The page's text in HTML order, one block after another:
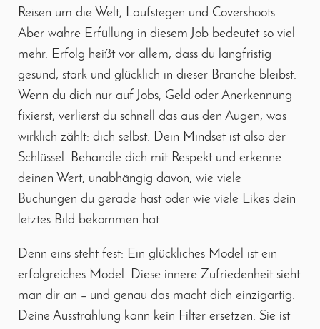
Reisen um die Welt, Laufstegen und Covershoots.
Aber wahre Erfüllung in diesem Job bedeutet so viel
mehr. Erfolg heißt vor allem, dass du langfristig
gesund, stark und glücklich in dieser Branche bleibst.
Wenn du dich nur auf Jobs, Geld oder Anerkennung
fixierst, verlierst du schnell das aus den Augen, was
wirklich zählt: dich selbst. Dein Mindset ist also der
Schlüssel. Behandle dich mit Respekt und erkenne
deinen Wert, unabhängig davon, wie viele
Buchungen du gerade hast oder wie viele Likes dein
letztes Bild bekommen hat.
Denn eins steht fest: Ein glückliches Model ist ein
erfolgreiches Model. Diese innere Zufriedenheit sieht
man dir an – und genau das macht dich einzigartig.
Deine Ausstrahlung kann kein Filter ersetzen. Sie ist